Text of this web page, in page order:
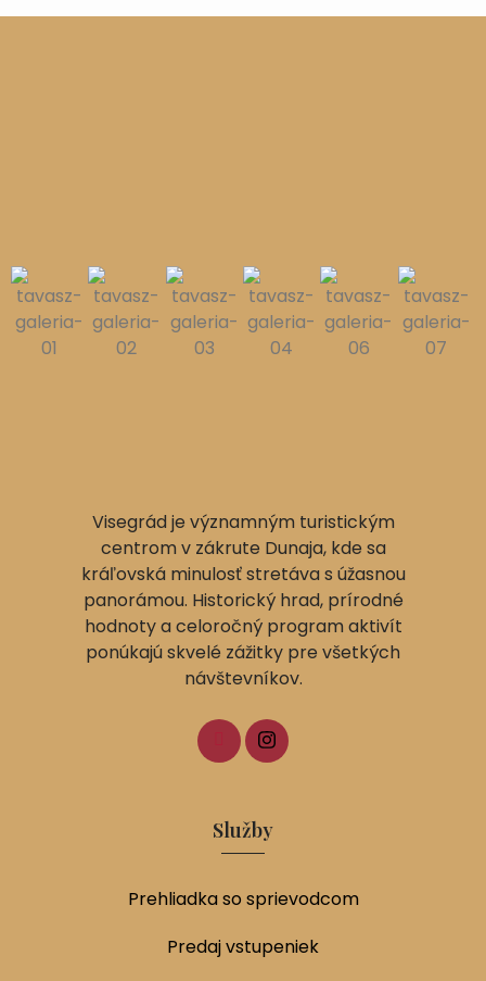
Visegrád je významným turistickým
centrom v zákrute Dunaja, kde sa
kráľovská minulosť stretáva s úžasnou
panorámou. Historický hrad, prírodné
hodnoty a celoročný program aktivít
ponúkajú skvelé zážitky pre všetkých
návštevníkov.
Služby
Prehliadka so sprievodcom
Predaj vstupeniek